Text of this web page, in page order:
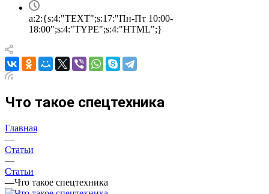
a:2:{s:4:"TEXT";s:17:"Пн-Пт 10:00-
18:00";s:4:"TYPE";s:4:"HTML";}
Что такое спецтехника
Главная
—
Статьи
—
Статьи
—Что такое спецтехника